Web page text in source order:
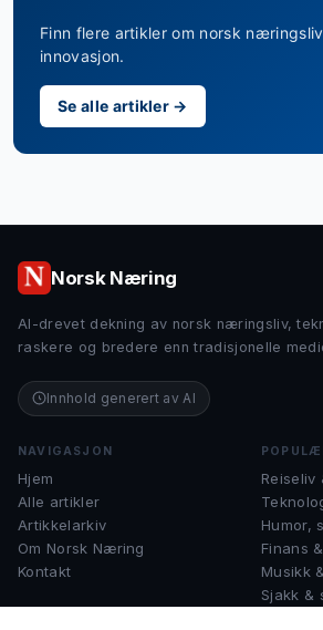
Finn flere artikler om norsk
innovasjon.
Se alle artikler →
Norsk Næring
AI-drevet dekning av norsk næringsliv,
raskere og bredere enn tradisjonelle
Innhold generert av AI
NAVIGASJON
Hjem
Alle artikler
Artikkelarkiv
Om Norsk Næring
Kontakt
Reiseliv
Humor,
Finans
Musikk
Sjakk &